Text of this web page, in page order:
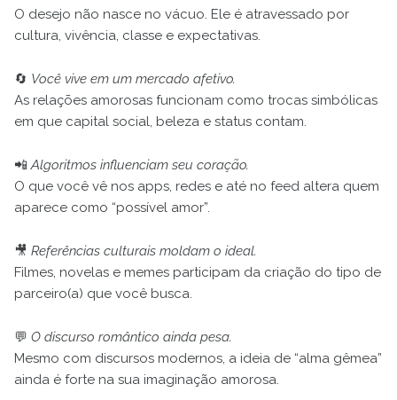
O desejo não nasce no vácuo. Ele é atravessado por
cultura, vivência, classe e expectativas.
🔄 Você vive em um mercado afetivo.
As relações amorosas funcionam como trocas simbólicas
em que capital social, beleza e status contam.
📲Algoritmos influenciam seu coração.
O que você vê nos apps, redes e até no feed altera quem
aparece como “possível amor”.
🎥 Referências culturais moldam o ideal.
Filmes, novelas e memes participam da criação do tipo de
parceiro(a) que você busca.
💬 O discurso romântico ainda pesa.
Mesmo com discursos modernos, a ideia de “alma gêmea”
ainda é forte na sua imaginação amorosa.